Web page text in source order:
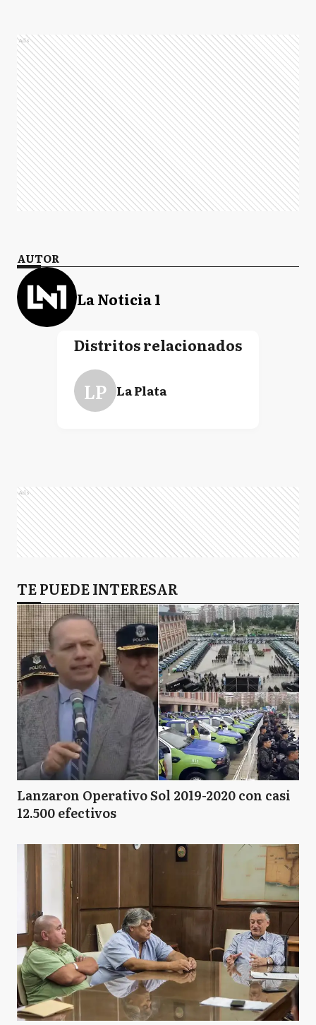
Ads
AUTOR
La Noticia 1
Distritos relacionados
LP La Plata
Ads
TE PUEDE INTERESAR
Lanzaron Operativo Sol 2019-2020 con casi
12.500 efectivos